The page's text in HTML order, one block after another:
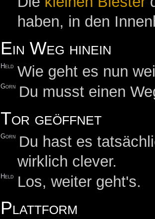
haben, in den
Ein Weg hinein
Held Wie geht es nun
Gorn Du musst einen
Tor geöffnet
Gorn
Du hast es
wirklich clever.
Held Los, weiter geht's.
Plattform